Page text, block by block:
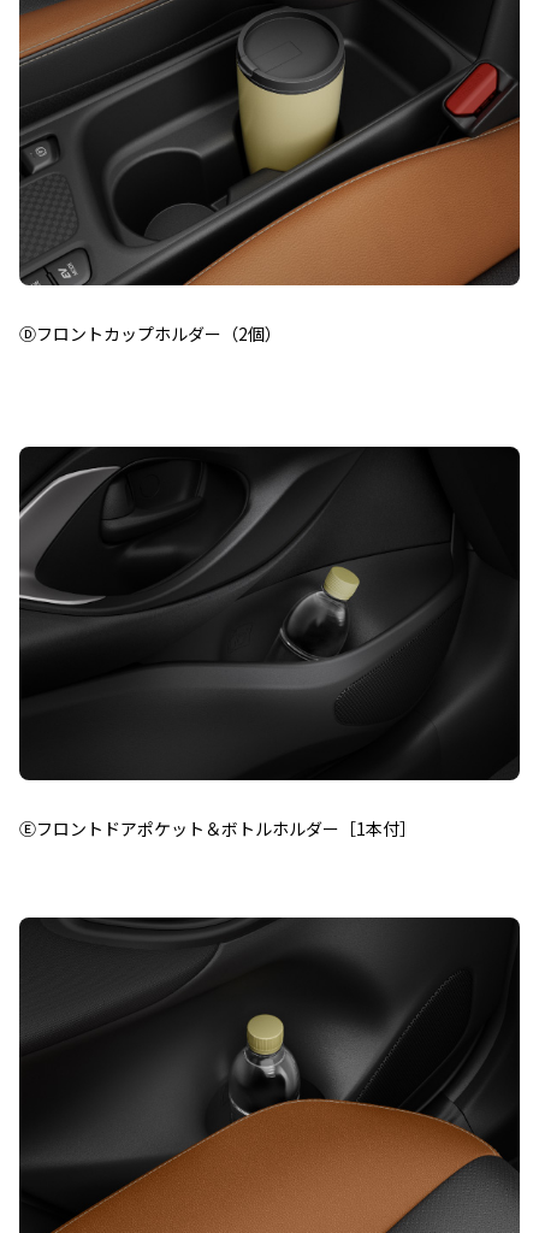
Ⓓフロントカップホルダー（2個）
Ⓔフロントドアポケット＆ボトルホルダー［1本付］